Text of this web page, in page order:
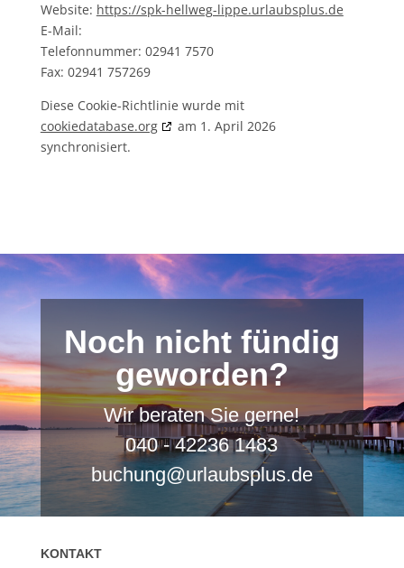
Website: https://spk-hellweg-lippe.urlaubsplus.de
E-Mail:
Telefonnummer: 02941 7570
Fax: 02941 757269
Diese Cookie-Richtlinie wurde mit
cookiedatabase.org
am 1. April 2026
synchronisiert.
Noch nicht fündig
geworden?
Wir beraten Sie gerne!
040 - 42236 1483
buchung@urlaubsplus.de
KONTAKT